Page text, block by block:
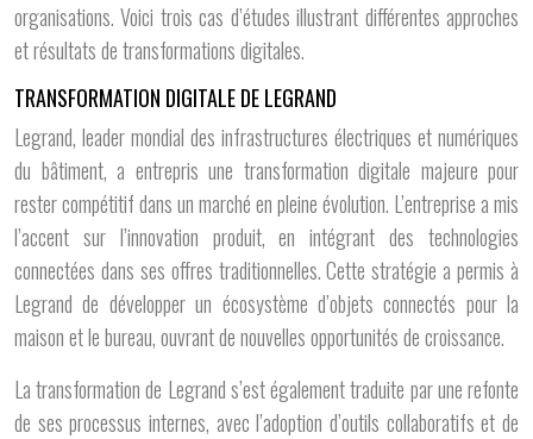
organisations. Voici trois cas d’études illustrant différentes approches
et résultats de transformations digitales.
TRANSFORMATION DIGITALE DE LEGRAND
Legrand, leader mondial des infrastructures électriques et numériques
du bâtiment, a entrepris une transformation digitale majeure pour
rester compétitif dans un marché en pleine évolution. L’entreprise a mis
l’accent sur l’innovation produit, en intégrant des technologies
connectées dans ses offres traditionnelles. Cette stratégie a permis à
Legrand de développer un écosystème d’objets connectés pour la
maison et le bureau, ouvrant de nouvelles opportunités de croissance.
La transformation de Legrand s’est également traduite par une refonte
de ses processus internes, avec l’adoption d’outils collaboratifs et de